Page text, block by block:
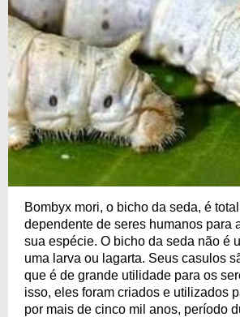
Bombyx mori, o bicho da seda, é
dependente de seres humanos para
sua espécie. O bicho da seda não é
uma larva ou lagarta. Seus casulos
que é de grande utilidade para os
isso, eles foram criados e utilizados
por mais de cinco mil anos, período